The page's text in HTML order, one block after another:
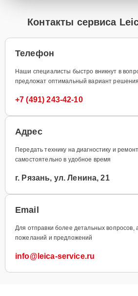
Контакты сервиса
Телефон
Наши специалисты быстро вникнут в
предложат оптимальный вариант решения
+7 (491) 243-42-10
Адрес
Передать технику на диагностику и
самостоятельно в удобное время
г. Рязань, ул. Ленина, 21
Email
Для отправки более детальных вопросов,
пожеланий и предложений
info@leica-service.ru